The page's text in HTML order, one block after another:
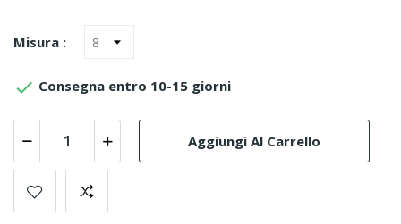
Misura :
 Consegna entro 10-15 giorni
Aggiungi Al Carrello